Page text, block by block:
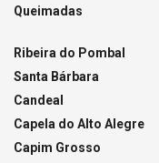
Queimadas
Ribeira do Pombal
Santa Bárbara
Candeal
Capela do Alto Alegre
Capim Grosso